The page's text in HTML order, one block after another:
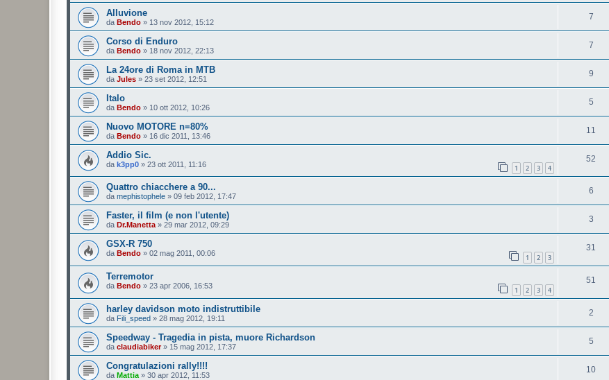
Alluvione
da Bendo » 13 nov 2012, 15:12
7
Corso di Enduro
da Bendo » 18 nov 2012, 22:13
7
La 24ore di Roma in MTB
da Jules » 23 set 2012, 12:51
9
Italo
da Bendo » 10 ott 2012, 10:26
5
Nuovo MOTORE n=80%
da Bendo » 16 dic 2011, 13:46
11
Addio Sic.
da k3pp0 » 23 ott 2011, 11:16 1 2 3 4
52
Quattro chiacchere a 90...
da mephistophele » 09 feb 2012, 17:47
6
Faster, il film (e non l'utente)
da Dr.Manetta» 29 mar 2012, 09:29
3
GSX-R 750
da Bendo » 02 mag 2011, 00:06 1 2 3
31
Terremotor
da Bendo » 23 apr 2006, 16:53 1 2 3 4
51
harley davidson moto indistruttibile
da Fili_speed » 28 mag 2012, 19:11
2
Speedway - Tragedia in pista, muore Richardson
da claudiabiker» 15 mag 2012, 17:37
5
Congratulazioni rally!!!!
da Mattia » 30 apr 2012, 11:53
10